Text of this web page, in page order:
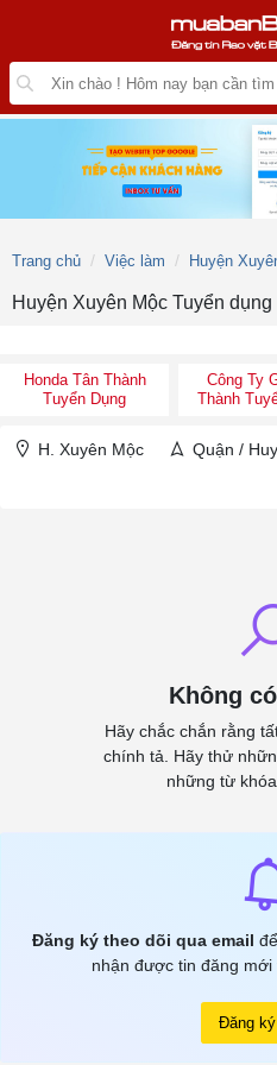
Trang chủ Việc làm Huyện
Huyện Xuyên Mộc Tuyển dụng
Honda Tân Thành
Tuyển Dụng
Công Ty
Thành
H. Xuyên Mộc Quận /
Không
Hãy chắc chắn rằng
chính tả. Hãy thử
những từ
Đăng ký theo dõi qua email
nhận được tin đăng
Đăng